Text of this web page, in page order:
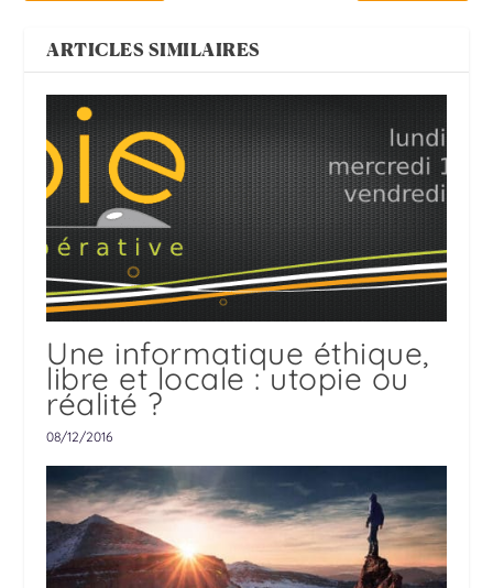
ARTICLES SIMILAIRES
Une informatique éthique,
libre et locale : utopie ou
réalité ?
08/12/2016